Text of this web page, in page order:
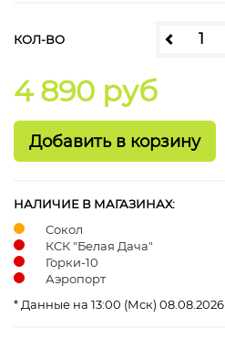
КОЛ-ВО
4 890 руб
НАЛИЧИЕ В МАГАЗИНАХ:
Сокол
КСК "Белая Дача"
Горки-10
Аэропорт
* Данные на 13:00 (Мск) 08.08.2026